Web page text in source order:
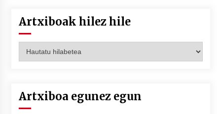
Artxiboak hilez hile
hilez
Artxiboa egunez egun